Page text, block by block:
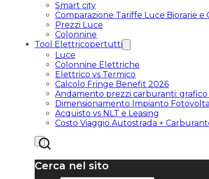
Smart city
Comparazione Tariffe Luce Biorarie e
Prezzi Luce
Colonnine
Tool Elettricopertutti
Luce
Colonnine Elettriche
Elettrico vs Termico
Calcolo Fringe Benefit 2026
Andamento prezzi carburanti:
Dimensionamento Impianto
Acquisto vs NLT e Leasing
Costo Viaggio Autostrada +
Cerca nel sito